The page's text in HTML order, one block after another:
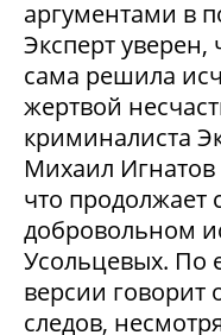
аргументами в
Эксперт
сама решила
жертвой
криминалиста
Михаил Игнатов
что продолжает
добровольном
Усольцевых. По
версии говорит
следов,